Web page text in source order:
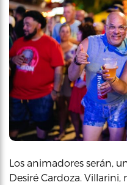
Los animadores serán,
Desiré Cardoza.